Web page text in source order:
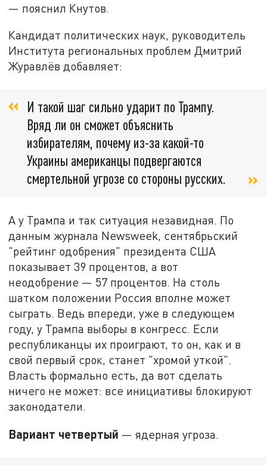
— пояснил Кнутов.
Кандидат политических наук, руководитель
Института региональных проблем Дмитрий
Журавлёв добавляет:
И такой шаг сильно ударит по Трампу.
Вряд ли он сможет объяснить
избирателям, почему из-за какой-то
Украины американцы подвергаются
смертельной угрозе со стороны русских.
А у Трампа и так ситуация незавидная. По
данным журнала Newsweek, сентябрьский
"рейтинг одобрения" президента США
показывает 39 процентов, а вот
неодобрение — 57 процентов. На столь
шатком положении Россия вполне может
сыграть. Ведь впереди, уже в следующем
году, у Трампа выборы в конгресс. Если
республиканцы их проиграют, то он, как и в
свой первый срок, станет "хромой уткой".
Власть формально есть, да вот сделать
ничего не может: все инициативы блокируют
законодатели.
Вариант четвертый — ядерная угроза.